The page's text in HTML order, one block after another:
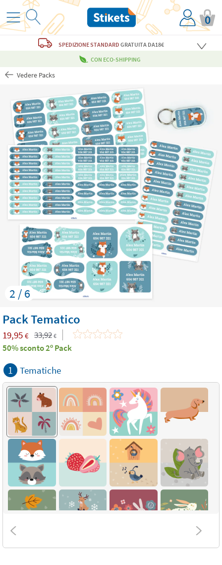
0
SPEDIZIONE STANDARD GRATUITADA18€
CON ECO-SHIPPING
Vedere Packs
2 / 6
Pack Tematico
19,95 € 33,92 €
50% sconto 2º Pack
1 Tematiche